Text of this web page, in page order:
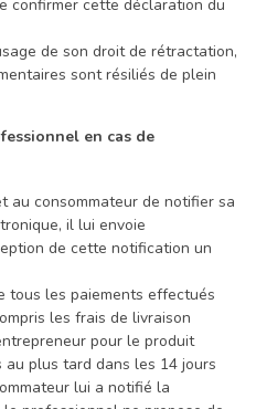
confirmer cette déclaration du
de son droit de rétractation,
sont résiliés de plein
en cas de
au consommateur de notifier sa
il lui envoie
de cette notification un
tous les paiements effectués
les frais de livraison
pour le produit
au plus tard dans les 14 jours
lui a notifié la